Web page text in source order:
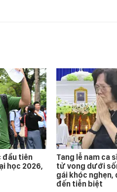
đầu tiên
học 2026,
Tang lễ nam ca
tử vong dưới
gái khóc nghẹn,
đến tiễn biệt